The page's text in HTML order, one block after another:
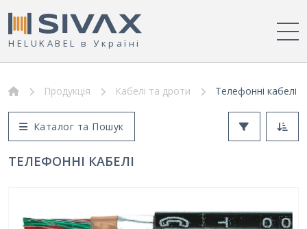
HELUKABEL в Україні
Продукція Кабелі та дроти Телефонні кабелі
Каталог та Пошук
ТЕЛЕФОННІ КАБЕЛІ